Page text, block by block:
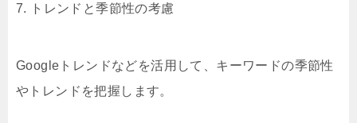
7. トレンドと季節性の考慮
Googleトレンドなどを活用して、キーワードの季節性
やトレンドを把握します。